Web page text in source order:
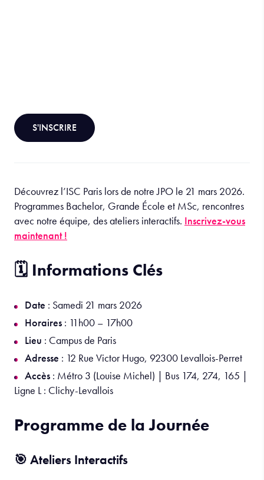
S'INSCRIRE
Découvrez l’ISC Paris lors de notre JPO le 21 mars 2026.
Programmes Bachelor, Grande École et MSc, rencontres
avec notre équipe, des ateliers interactifs. Inscrivez-vous
maintenant !
🗓️ Informations Clés
Date : Samedi 21 mars 2026
Horaires : 11h00 – 17h00
Lieu : Campus de Paris
Adresse : 12 Rue Victor Hugo, 92300 Levallois-Perret
Accès : Métro 3 (Louise Michel) | Bus 174, 274, 165 |
Ligne L : Clichy-Levallois
Programme de la Journée
🎯 Ateliers Interactifs